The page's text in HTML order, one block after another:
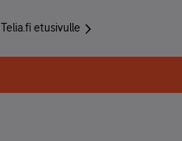
Telia.fi etusivulle